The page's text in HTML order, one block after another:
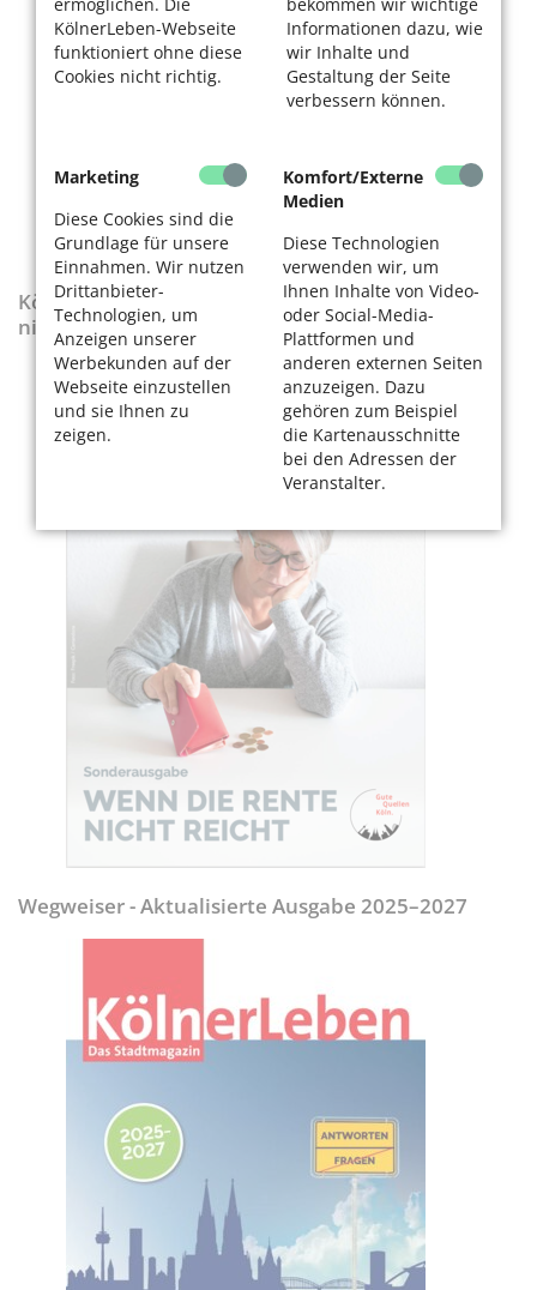
KölnerLeben-Webseite
funktioniert ohne diese
Cookies nicht richtig.
Informationen dazu, wie
wir Inhalte und
Gestaltung der Seite
verbessern können.
Marketing
Diese Cookies sind die
Grundlage für unsere
Einnahmen. Wir nutzen
Drittanbieter-
Technologien, um
Anzeigen unserer
Werbekunden auf der
Webseite einzustellen
und sie Ihnen zu
zeigen.
Komfort/Externe
Medien
Diese Technologien
verwenden wir, um
Ihnen Inhalte von Video-
oder Social-Media-
Plattformen und
anderen externen Seiten
anzuzeigen. Dazu
gehören zum Beispiel
die Kartenausschnitte
bei den Adressen der
Veranstalter.
KölnerLeben-Sonderausgabe „Wenn die Rente
nicht reicht“
Wegweiser - Aktualisierte Ausgabe 2025–2027